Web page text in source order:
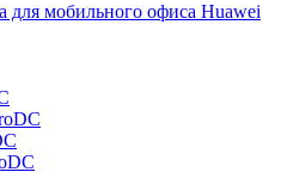
для мобильного офиса Huawei